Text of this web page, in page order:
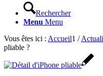
Rechercher
Menu Menu
Vous êtes ici : Accueil1 /
pliable ?